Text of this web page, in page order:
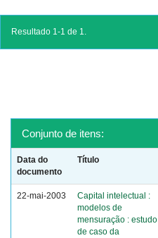
Resultado 1-1 de 1.
Conjunto de itens:
Data do
documento
Título
22-mai-2003
Capital intelectual :
modelos de
mensuração : estudo
de caso da